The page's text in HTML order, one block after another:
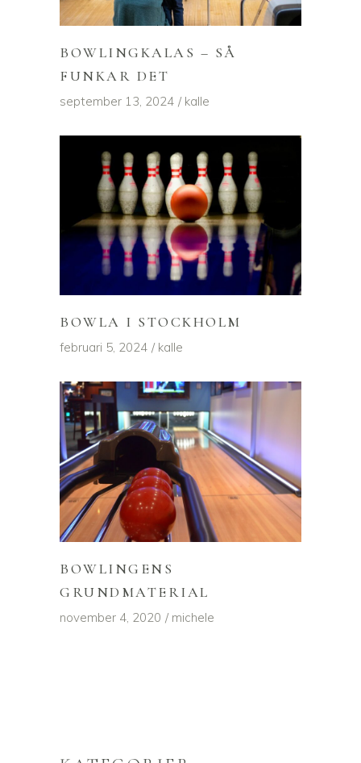
BOWLINGKALAS – SÅ
FUNKAR DET
september 13, 2024 kalle
BOWLA I STOCKHOLM
februari 5, 2024 kalle
BOWLINGENS
GRUNDMATERIAL
november 4, 2020 michele